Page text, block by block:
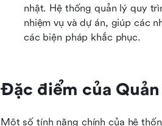
nhật. Hệ thống quản lý quy
nhiệm vụ và dự án, giúp các
các biện pháp khắc phục.
Đặc điểm của
Một số tính năng chính của hệ